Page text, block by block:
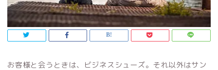
お客様と会うときは、ビジネスシューズ。それ以外はサン